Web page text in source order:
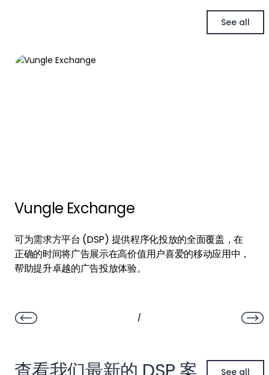
See all
Vungle Exchange
可为需求方平台 (DSP) 提供程序化投放的全面覆盖，在
正确的时间将广告展示在高价值用户喜爱的移动应用中，
帮助提升卓越的广告投放体验。
/
See all